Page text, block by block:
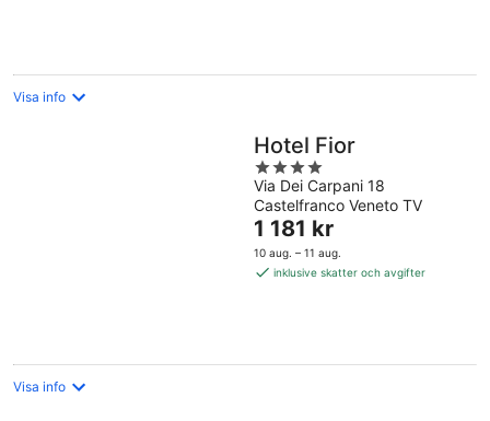
Visa info
Hotel Fior
4
out
of
5
Via Dei Carpani 18
Castelfranco Veneto TV
Priset
är
1 181 kr
1 181 kr
10 aug. – 11 aug.
inklusive skatter och avgifter
Visa info